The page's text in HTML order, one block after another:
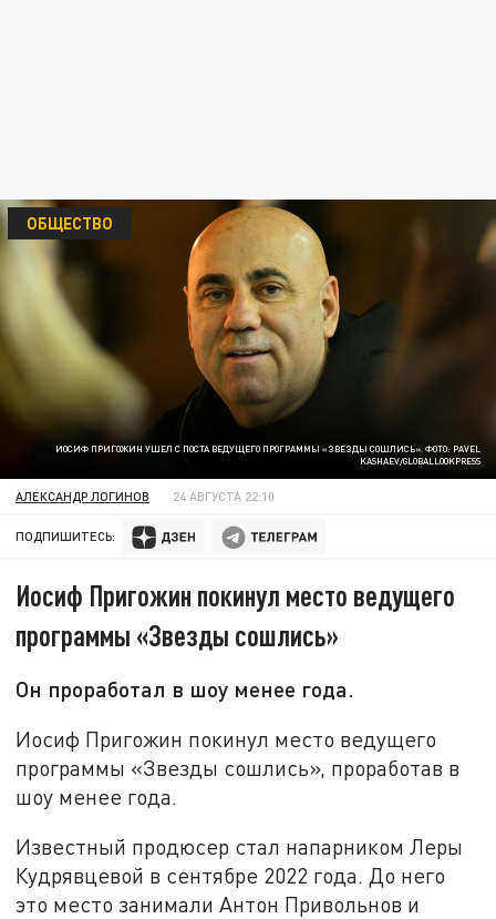
ИОСИФ ПРИГОЖИН УШЕЛ С ПОСТА ВЕДУЩЕГО ПРОГРАММЫ «ЗВЕЗДЫ СОШЛИСЬ». ФОТО: PAVEL
KASHAEV/GLOBALLOOKPRESS
ОБЩЕСТВО
АЛЕКСАНДР ЛОГИНОВ 24 АВГУСТА 22:10
ПОДПИШИТЕСЬ:
Иосиф Пригожин покинул место ведущего
программы «Звезды сошлись»
Он проработал в шоу менее года.
Иосиф Пригожин покинул место ведущего
программы «Звезды сошлись», проработав в
шоу менее года.
Известный продюсер стал напарником Леры
Кудрявцевой в сентябре 2022 года. До него
это место занимали Антон Привольнов и